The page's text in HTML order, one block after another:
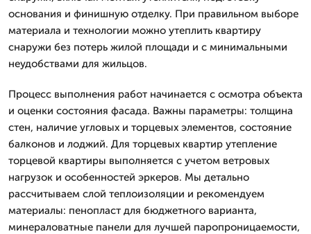
основания и финишную отделку. При правильном выборе
материала и технологии можно утеплить квартиру
снаружи без потерь жилой площади и с минимальными
неудобствами для жильцов.
Процесс выполнения работ начинается с осмотра объекта
и оценки состояния фасада. Важны параметры: толщина
стен, наличие угловых и торцевых элементов, состояние
балконов и лоджий. Для торцевых квартир утепление
торцевой квартиры выполняется с учетом ветровых
нагрузок и особенностей эркеров. Мы детально
рассчитываем слой теплоизоляции и рекомендуем
материалы: пенопласт для бюджетного варианта,
минераловатные панели для лучшей паропроницаемости,